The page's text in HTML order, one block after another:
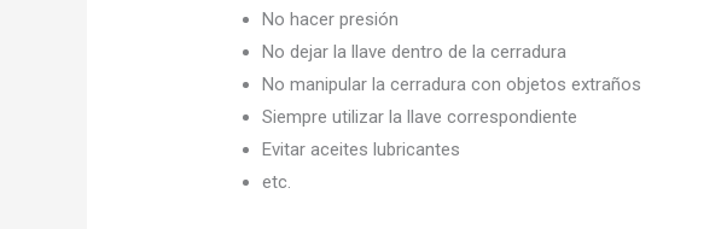
No hacer presión
No dejar la llave dentro de la cerradura
No manipular la cerradura con objetos extraños
Siempre utilizar la llave correspondiente
Evitar aceites lubricantes
etc.